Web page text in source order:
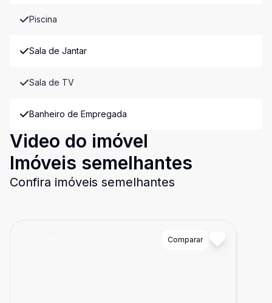
Piscina
Sala de Jantar
Sala de TV
Banheiro de Empregada
Video do imóvel
Imóveis semelhantes
Confira imóveis semelhantes
Comparar